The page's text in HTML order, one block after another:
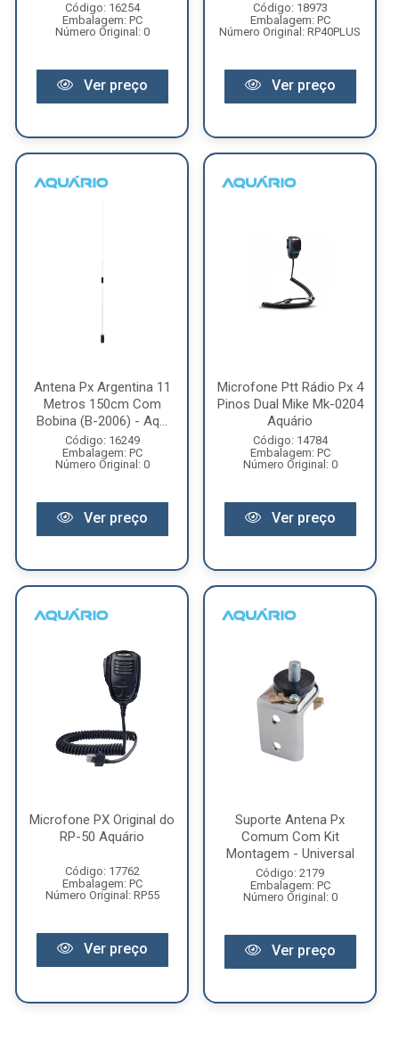
Código: 16254
Embalagem: PC
Número Original: 0
Ver preço
Código: 18973
Embalagem: PC
Número Original: RP40PLUS
Ver preço
Antena Px Argentina 11
Metros 150cm Com
Bobina (B-2006) - Aq...
Código: 16249
Embalagem: PC
Número Original: 0
Ver preço
Microfone Ptt Rádio Px 4
Pinos Dual Mike Mk-0204
Aquário
Código: 14784
Embalagem: PC
Número Original: 0
Ver preço
Microfone PX Original do
RP-50 Aquário
Código: 17762
Embalagem: PC
Número Original: RP55
Ver preço
Suporte Antena Px
Comum Com Kit
Montagem - Universal
Código: 2179
Embalagem: PC
Número Original: 0
Ver preço